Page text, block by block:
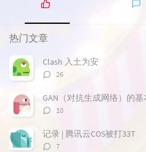
热
门
文
章
热门文章
Clash 入土为安
评
数：
26
GAN（对抗生成网络）的
评
数：
10
记录 | 腾讯云COS被打33T
评
7